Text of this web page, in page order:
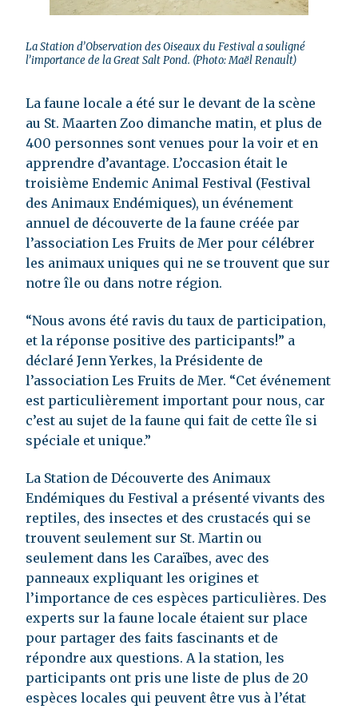
La Station d’Observation des Oiseaux du Festival a souligné
l’importance de la Great Salt Pond. (Photo: Maël Renault)
La faune locale a été sur le devant de la scène
au St. Maarten Zoo dimanche matin, et plus de
400 personnes sont venues pour la voir et en
apprendre d’avantage. L’occasion était le
troisième Endemic Animal Festival (Festival
des Animaux Endémiques), un événement
annuel de découverte de la faune créée par
l’association Les Fruits de Mer pour célébrer
les animaux uniques qui ne se trouvent que sur
notre île ou dans notre région.
“Nous avons été ravis du taux de participation,
et la réponse positive des participants!” a
déclaré Jenn Yerkes, la Présidente de
l’association Les Fruits de Mer. “Cet événement
est particulièrement important pour nous, car
c’est au sujet de la faune qui fait de cette île si
spéciale et unique.”
La Station de Découverte des Animaux
Endémiques du Festival a présenté vivants des
reptiles, des insectes et des crustacés qui se
trouvent seulement sur St. Martin ou
seulement dans les Caraïbes, avec des
panneaux expliquant les origines et
l’importance de ces espèces particulières. Des
experts sur la faune locale étaient sur place
pour partager des faits fascinants et de
répondre aux questions. A la station, les
participants ont pris une liste de plus de 20
espèces locales qui peuvent être vus à l’état